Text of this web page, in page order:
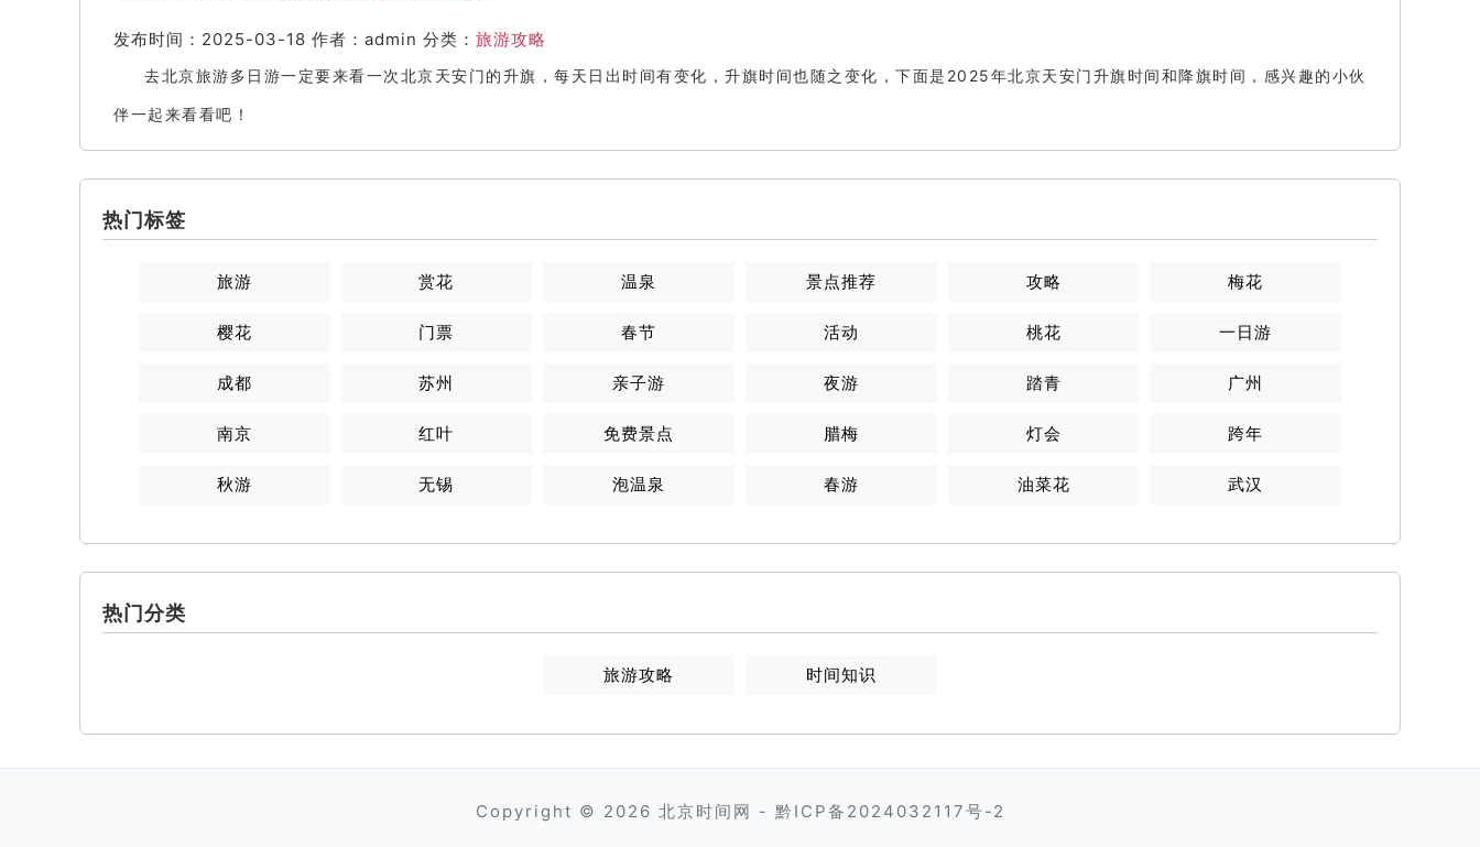
发布时间：2025-03-18 作者：admin 分类： 旅游攻略
去北京旅游多日游一定要来看一次北京天安门的升旗，每天日出时间有变化，升旗时间也随之变化，下面是2025年北京天安门升旗时间和降旗时间，感兴趣的小伙
伴一起来看看吧！
热门标签
旅游 赏花 温泉 景点推荐 攻略 梅花
樱花 门票 春节 活动 桃花 一日游
成都 苏州 亲子游 夜游 踏青 广州
南京 红叶 免费景点 腊梅 灯会 跨年
秋游 无锡 泡温泉 春游 油菜花 武汉
热门分类
旅游攻略 时间知识
Copyright © 2026 北京时间网 - 黔ICP备2024032117号-2